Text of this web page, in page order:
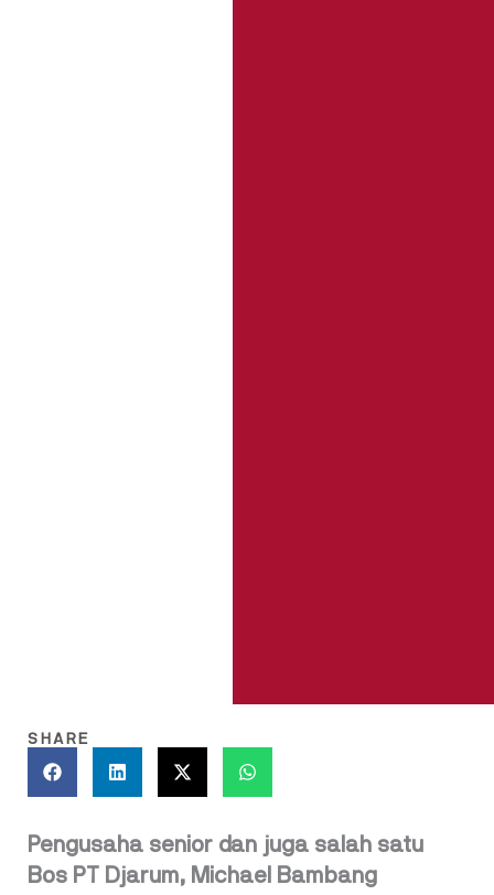
SHARE
Pengusaha senior dan juga salah satu
Bos PT Djarum, Michael Bambang